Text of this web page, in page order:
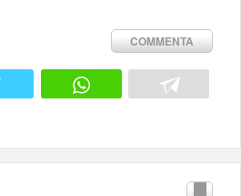
COMMENTA